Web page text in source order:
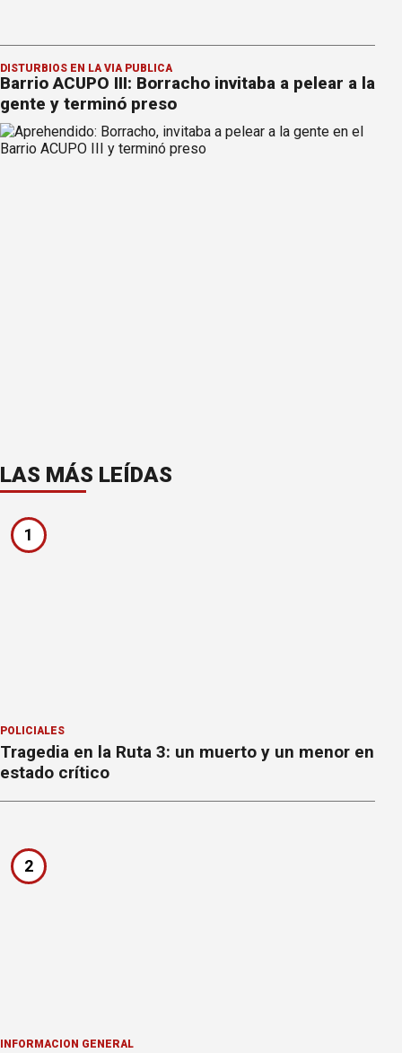
DISTURBIOS EN LA VÍA PÚBLICA
Barrio ACUPO III: Borracho invitaba a pelear a la
gente y terminó preso
LAS MÁS LEÍDAS
1
POLICIALES
Tragedia en la Ruta 3: un muerto y un menor en
estado crítico
2
INFORMACION GENERAL